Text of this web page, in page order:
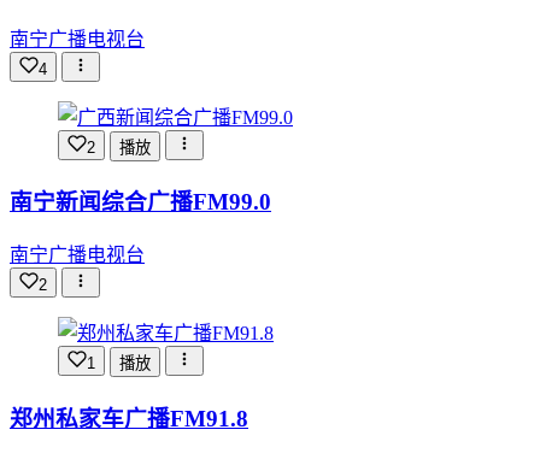
南宁广播电视台
4
2 播放
南宁新闻综合广播FM99.0
南宁广播电视台
2
1 播放
郑州私家车广播FM91.8